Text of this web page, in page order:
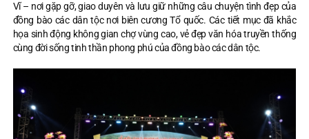
Vĩ – nơi gặp gỡ, giao duyên và lưu giữ những câu chuyện tình đẹp của
đồng bào các dân tộc nơi biên cương Tổ quốc. Các tiết mục đã khắc
họa sinh động không gian chợ vùng cao, vẻ đẹp văn hóa truyền thống
cùng đời sống tinh thần phong phú của đồng bào các dân tộc.